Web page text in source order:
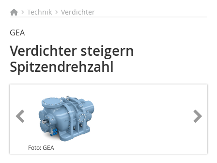
Technik Verdichter
GEA
Verdichter steigern
Spitzendrehzahl
Foto: GEA